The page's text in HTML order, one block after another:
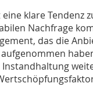
klare Tendenz
Nachfrage
das die